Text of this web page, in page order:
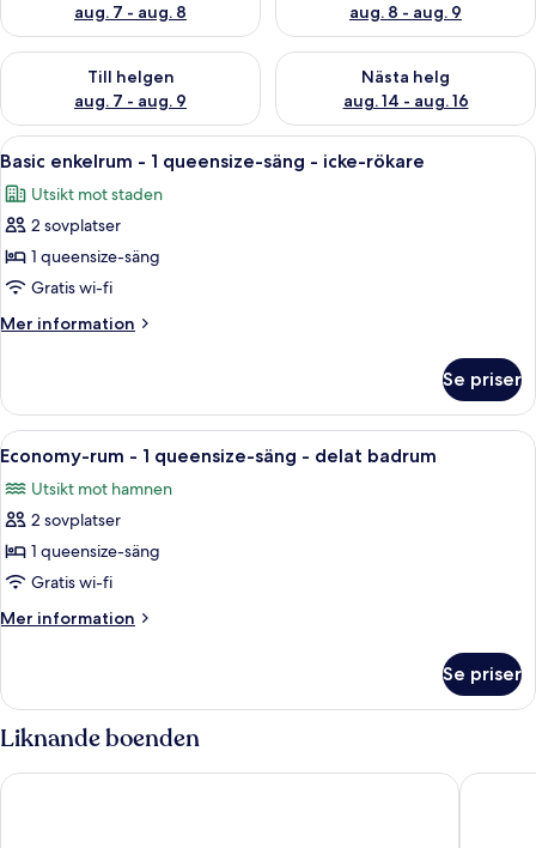
aug. 7 - aug. 8
aug. 8 - aug. 9
Till helgen
aug. 7 - aug. 9
Kontrollera tillgängligheten för den här helgen aug. 7 - aug. 9
Nästa helg
aug. 14 - aug. 16
Kontrollera tillgängligheten
Öppna
alla
foton
för
Basic
enkelrum
-
1
säng
icke-
rökare
11
Basic enkelrum - 1 queensize-säng - icke-rökare
Utsikt mot staden
2 sovplatser
1 queensize-säng
Gratis wi-fi
Mer information
Mer
enkelrum
1
queensize-
säng
rökare
Se priser
Öppna
alla
foton
för
Economy-
rum
-
1
säng
delat
badrum
6
Economy-rum - 1 queensize-säng - delat badrum
Utsikt mot hamnen
2 sovplatser
1 queensize-säng
Gratis wi-fi
Mer information
Mer
rum
-
1
queensize-
säng
Se priser
Liknande boenden
Star House Duen